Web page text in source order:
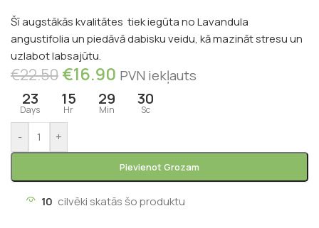
Šī augstākās kvalitātes tiek iegūta no Lavandula
angustifolia un piedāvā dabisku veidu, kā mazināt stresu un
uzlabot labsajūtu.
€22.50 €16.90 PVN iekļauts
23
Days
15
Hr
29
Min
30
Sc
- +
Pievienot Grozam
10 cilvēki skatās šo produktu